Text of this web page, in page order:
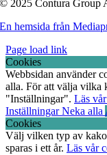
© 2025 Contura Group
En hemsida från
Page load link
Cookies
Webbsidan använder
alla. För att välja vilka
"Inställningar". Läs
InställningarNeka alla
Cookies
Välj vilken typ av
sparas i ett år. Läs vår